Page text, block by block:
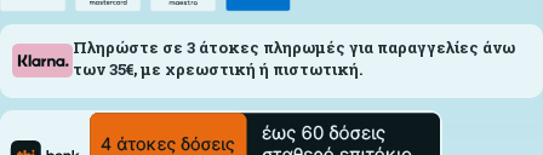
Πληρώστε σε 3 άτοκες πληρωμές για παραγγελίες άνω
των 35€, με χρεωστική ή πιστωτική.